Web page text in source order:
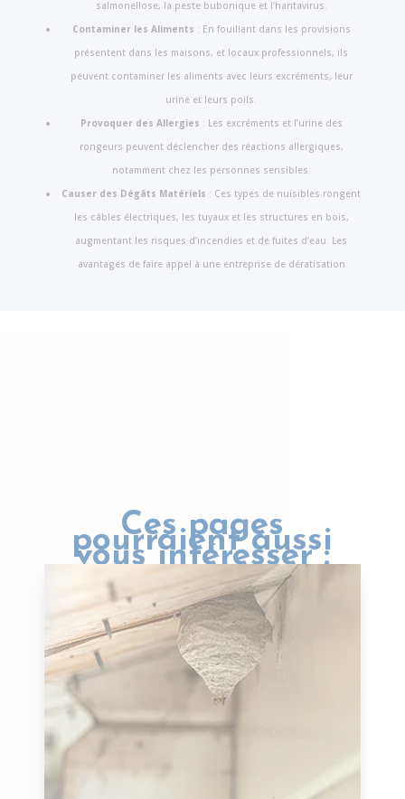
salmonellose, la peste bubonique et l’hantavirus.
Contaminer les Aliments : En fouillant dans les provisions
présentent dans les maisons, et locaux professionnels, ils
peuvent contaminer les aliments avec leurs excréments, leur
urine et leurs poils.
Provoquer des Allergies : Les excréments et l’urine des
rongeurs peuvent déclencher des réactions allergiques,
notamment chez les personnes sensibles.
Causer des Dégâts Matériels : Ces types de nuisibles rongent
les câbles électriques, les tuyaux et les structures en bois,
augmentant les risques d’incendies et de fuites d’eau. Les
avantages de faire appel à une entreprise de dératisation
Ces pages
pourraient aussi
vous intéresser :